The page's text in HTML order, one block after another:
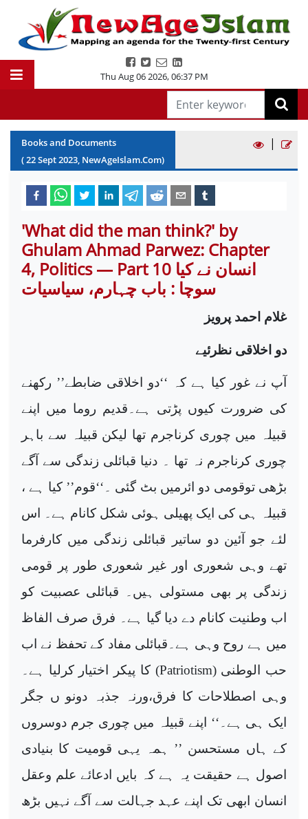
Thu Aug 06 2026,06:37 PM
Books and Documents
(22Sept2023, NewAgeIslam.Com)
|
'What did the man think?' by
Ghulam Ahmad Parwez: Chapter
4, Politics — Part 10 انسان نے کیا
سوچا : باب چہارم، سیاسیات
غلام احمد پرویز
دو اخلاقی نظرئیے
آپ نے غور کیا ہے کہ ‘‘دو اخلاقی ضابطے’’ رکھنے
کی ضرورت کیوں پڑتی ہے۔قدیم روما میں اپنے
قبیلہ میں چوری کرناجرم تھا لیکن قبیلہ سے باہر
چوری کرناجرم نہ تھا ۔ دنیا قبائلی زندگی سے آگے
بڑھی توقومی دو ائرمیں بٹ گئی ۔‘‘قوم’’ کیا ہے ،
قبیلہ ہی کی ایک پھیلی ہوئی شکل کانام ہے۔ اس
لئے جو آئین دو ساتیر قبائلی زندگی میں کارفرما
تھے وہی شعوری اور غیر شعوری طور پر قومی
زندگی پر بھی مستولی ہیں۔ قبائلی عصبیت کو
اب وطنیت کانام دے دیا گیا ہے۔ فرق صرف الفاظ
میں ہے روح وہی ہے۔قبائلی مفاد کے تحفظ نے اب
حب الوطنی (Patriotism) کا پیکر اختیار کرلیا ہے۔
وہی اصطلاحات کا فرق،ورنہ جذبہ دونو ں جگر
ایک ہی ہے۔‘‘ اپنے قبیلہ میں چوری جرم دوسروں
کے ہاں مستحسن ’’ ہمہ یہی قومیت کا بنیادی
اصول ہے حقیقت یہ ہے کہ بایں ادعائے علم وعقل
انسان ابھی تک اپنے عہد جہالت سے آگے نہیں بڑھ